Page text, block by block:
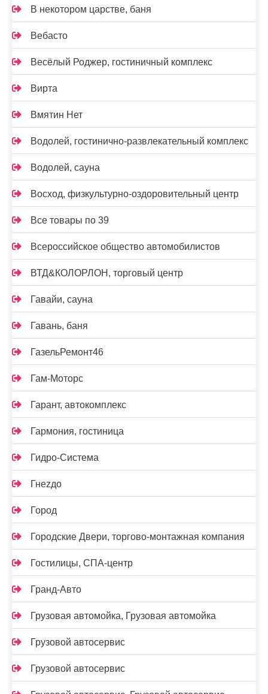
В некотором царстве, баня
Вебасто
Весёлый Роджер, гостиничный комплекс
Вирта
Вмятин Нет
Водолей, гостинично-развлекательный комплекс
Водолей, сауна
Восход, физкультурно-оздоровительный центр
Все товары по 39
Всероссийское общество автомобилистов
ВТД&КОЛОРЛОН, торговый центр
Гавайи, сауна
Гавань, баня
ГазельРемонт46
Гам-Моторс
Гарант, автокомплекс
Гармония, гостиница
Гидро-Система
Гнеzдо
Город
Городские Двери, торгово-монтажная компания
Гостилицы, СПА-центр
Гранд-Авто
Грузовая автомойка, Грузовая автомойка
Грузовой автосервис
Грузовой автосервис